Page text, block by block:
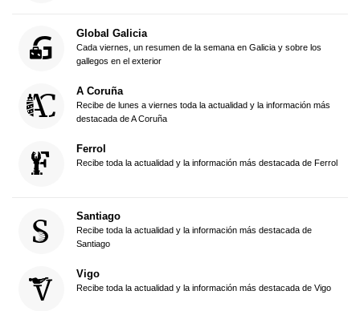
Global Galicia
Cada viernes, un resumen de la semana en Galicia y sobre los
gallegos en el exterior
A Coruña
Recibe de lunes a viernes toda la actualidad y la información más
destacada de A Coruña
Ferrol
Recibe toda la actualidad y la información más destacada de Ferrol
Santiago
Recibe toda la actualidad y la información más destacada de
Santiago
Vigo
Recibe toda la actualidad y la información más destacada de Vigo